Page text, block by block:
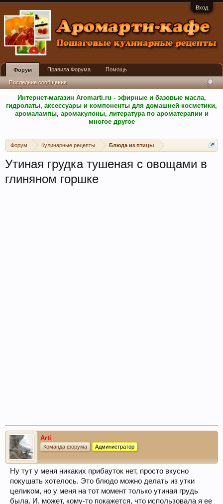
Вход
Интернет-магазин Aromarti.ru - эфирные и базовые масла,
гидролаты, аксессуары и компоненты для домашней косметики,
аромалампы, аромакулоны, литература по ароматерапии и
многое другое
Форум Кулинарные рецепты Блюда из птицы
Утиная грудка тушеная с овощами в
глиняном горшке
Arti
Команда форума Администратор
Ну тут у меня никаких прибауток нет, просто вкусно
покушать хотелось. Это блюдо можно делать из утки
целиком, но у меня на тот момент только утиная грудь
была. И, может, кому-то покажется, что использовала я ее
Форум
Последние сообщения
Правила Форума Помощь